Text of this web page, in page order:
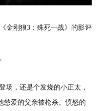
金刚狼3：殊死一战》的影评
场，还是个发烧的小正太，
慈爱的父亲被枪杀。愤怒的